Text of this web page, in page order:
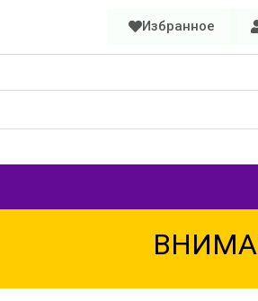
Избранное
ВНИМАНИЕ! с